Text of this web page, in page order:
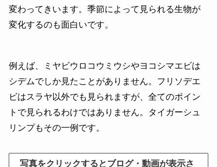
変わってきいます。季節によって見られる生物が
変化するのも面白いです。
例えば、ミヤビウロコウミウシやヨコシマエビは
シデムでしか見たことがありません。フリソデエ
ビはスラヤ以外でも見られますが、全てのポイン
トで見られるわけではありません。タイガーシュ
リンプもその一例です。
写真をクリックするとブログ・動画が表示さ